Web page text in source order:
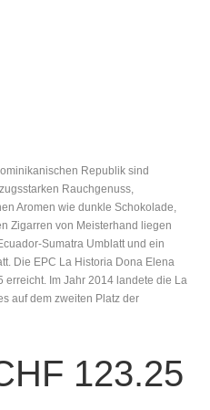
Republik sind
Rauchgenuss,
Aromen wie dunkle Schokolade,
Zigarren von Meisterhand liegen
Sumatra Umblatt und ein
Die EPC La Historia Dona Elena
erreicht. Im Jahr 2014 landete die La
auf dem zweiten Platz der
123.25